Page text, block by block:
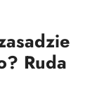
Ruda